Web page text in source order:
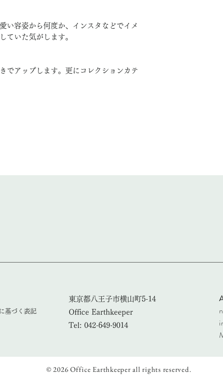
い容姿から何度か、インスタなどでイメ
ていた気がします。
でアップします。更にコレクションカテ
基づく表記
東京都八王子市横山町5-14
​Office Earthkeeper
Tel: 042-649-9014
© 2026 Office Earthkeeper all rights reserved.